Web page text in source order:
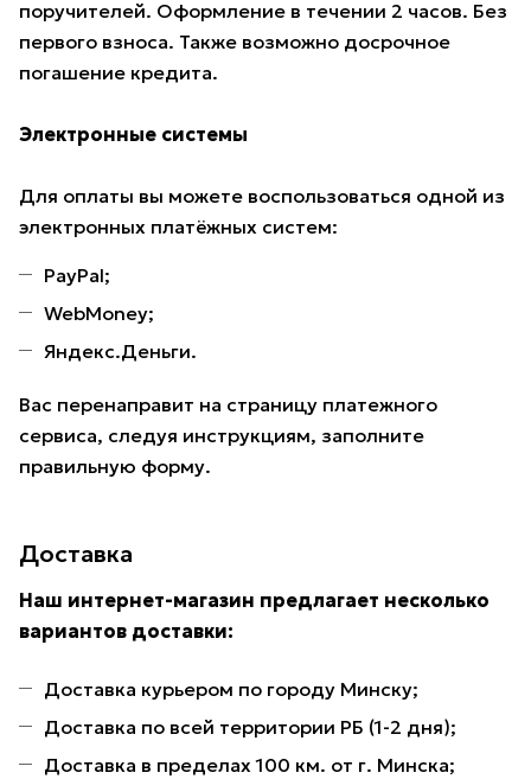
поручителей. Оформление в течении 2 часов. Без
первого взноса. Также возможно досрочное
погашение кредита.
Электронные системы
Для оплаты вы можете воспользоваться одной из
электронных платёжных систем:
PayPal;
WebMoney;
Яндекс.Деньги.
Вас перенаправит на страницу платежного
сервиса, следуя инструкциям, заполните
правильную форму.
Доставка
Наш интернет-магазин предлагает несколько
вариантов доставки:
Доставка курьером по городу Минску;
Доставка по всей территории РБ (1-2 дня);
Доставка в пределах 100 км. от г. Минска;